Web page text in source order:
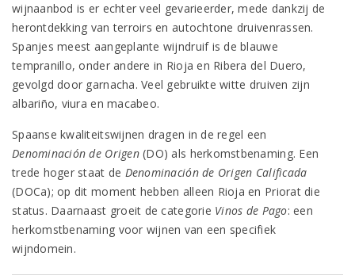
wijnaanbod is er echter veel gevarieerder, mede dankzij de
herontdekking van terroirs en autochtone druivenrassen.
Spanjes meest aangeplante wijndruif is de blauwe
tempranillo, onder andere in Rioja en Ribera del Duero,
gevolgd door garnacha. Veel gebruikte witte druiven zijn
albariño, viura en macabeo.
Spaanse kwaliteitswijnen dragen in de regel een
Denominación de Origen(DO) als herkomstbenaming. Een
trede hoger staat de Denominación de Origen Calificada
(DOCa); op dit moment hebben alleen Rioja en Priorat die
status. Daarnaast groeit de categorie Vinos de Pago: een
herkomstbenaming voor wijnen van een specifiek
wijndomein.